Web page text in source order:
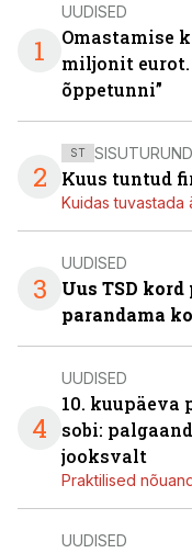
1
UUDISED
Omastamise
miljonit eurot.
õppetunni”
2
ST
Kuus tuntud
Kuidas tuvastada
3
UUDISED
Uus TSD
parandama
4
UUDISED
10. kuupäeva
sobi:
jooksvalt
Praktilised
UUDISED